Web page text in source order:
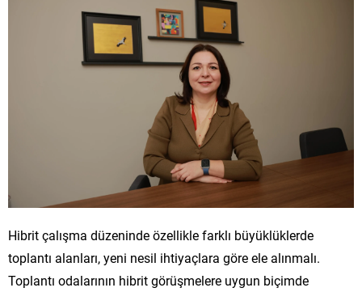
Hibrit çalışma düzeninde özellikle farklı büyüklüklerde
toplantı alanları, yeni nesil ihtiyaçlara göre ele alınmalı.
Toplantı odalarının hibrit görüşmelere uygun biçimde